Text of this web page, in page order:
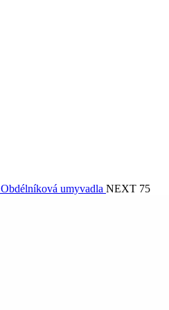
Obdélníková umyvadla NEXT 75